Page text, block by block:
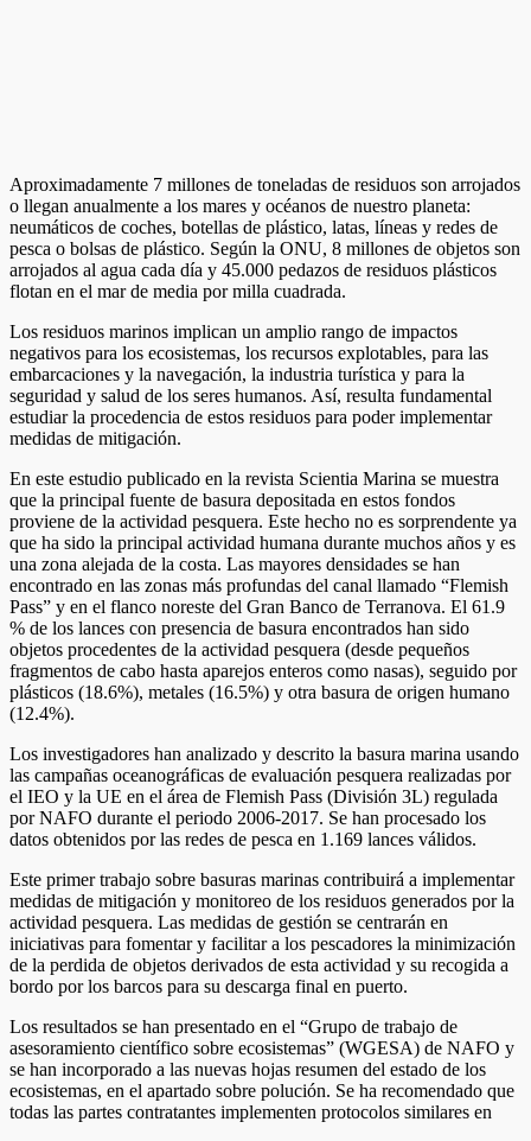
Aproximadamente 7 millones de toneladas de residuos son arrojados
o llegan anualmente a los mares y océanos de nuestro planeta:
neumáticos de coches, botellas de plástico, latas, líneas y redes de
pesca o bolsas de plástico. Según la ONU, 8 millones de objetos son
arrojados al agua cada día y 45.000 pedazos de residuos plásticos
flotan en el mar de media por milla cuadrada.
Los residuos marinos implican un amplio rango de impactos
negativos para los ecosistemas, los recursos explotables, para las
embarcaciones y la navegación, la industria turística y para la
seguridad y salud de los seres humanos. Así, resulta fundamental
estudiar la procedencia de estos residuos para poder implementar
medidas de mitigación.
En este estudio publicado en la revista Scientia Marina se muestra
que la principal fuente de basura depositada en estos fondos
proviene de la actividad pesquera. Este hecho no es sorprendente ya
que ha sido la principal actividad humana durante muchos años y es
una zona alejada de la costa. Las mayores densidades se han
encontrado en las zonas más profundas del canal llamado “Flemish
Pass” y en el flanco noreste del Gran Banco de Terranova. El 61.9
% de los lances con presencia de basura encontrados han sido
objetos procedentes de la actividad pesquera (desde pequeños
fragmentos de cabo hasta aparejos enteros como nasas), seguido por
plásticos (18.6%), metales (16.5%) y otra basura de origen humano
(12.4%).
Los investigadores han analizado y descrito la basura marina usando
las campañas oceanográficas de evaluación pesquera realizadas por
el IEO y la UE en el área de Flemish Pass (División 3L) regulada
por NAFO durante el periodo 2006-2017. Se han procesado los
datos obtenidos por las redes de pesca en 1.169 lances válidos.
Este primer trabajo sobre basuras marinas contribuirá a implementar
medidas de mitigación y monitoreo de los residuos generados por la
actividad pesquera. Las medidas de gestión se centrarán en
iniciativas para fomentar y facilitar a los pescadores la minimización
de la perdida de objetos derivados de esta actividad y su recogida a
bordo por los barcos para su descarga final en puerto.
Los resultados se han presentado en el “Grupo de trabajo de
asesoramiento científico sobre ecosistemas” (WGESA) de NAFO y
se han incorporado a las nuevas hojas resumen del estado de los
ecosistemas, en el apartado sobre polución. Se ha recomendado que
todas las partes contratantes implementen protocolos similares en